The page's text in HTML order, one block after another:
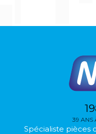
39 ANS
Spécialiste pièces